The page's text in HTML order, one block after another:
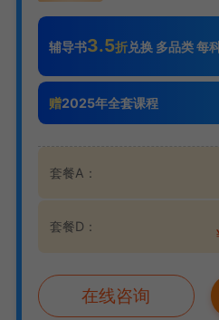
辅导书3.5折兑换 多品类 每
赠2025年全套课程
套餐A：
套餐D：
在线咨询